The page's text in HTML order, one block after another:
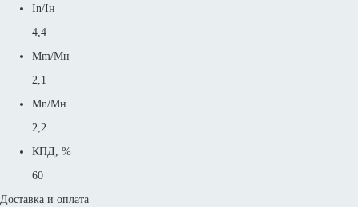
In/Iн
4,4
Mm/Mн
2,1
Mn/Mн
2,2
КПД, %
60
Доставка и оплата